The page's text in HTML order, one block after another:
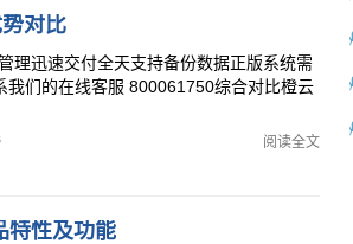
对比
理迅速交付全天支持备份数据正版系统需
们的在线客服 800061750综合对比橙云
阅读全文
特性及功能